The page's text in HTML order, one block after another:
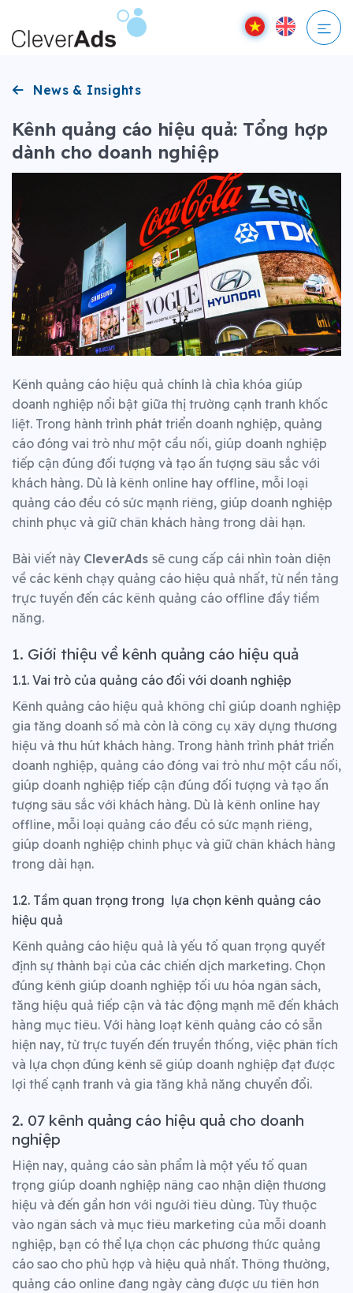
qua
nội
News & Insights
Kênh quảng cáo hiệu quả: Tổng hợp
dành cho doanh nghiệp
Kênh quảng cáo hiệu quả chính là chìa khóa giúp
doanh nghiệp nổi bật giữa thị trường cạnh tranh khốc
liệt. Trong hành trình phát triển doanh nghiệp, quảng
cáo đóng vai trò như một cầu nối, giúp doanh nghiệp
tiếp cận đúng đối tượng và tạo ấn tượng sâu sắc với
khách hàng. Dù là kênh online hay offline, mỗi loại
quảng cáo đều có sức mạnh riêng, giúp doanh nghiệp
chinh phục và giữ chân khách hàng trong dài hạn.
Bài viết này CleverAds sẽ cung cấp cái nhìn toàn diện
về các kênh chạy quảng cáo hiệu quả nhất, từ nền tảng
trực tuyến đến các kênh quảng cáo offline đầy tiềm
năng.
1. Giới thiệu về kênh quảng cáo hiệu quả
1.1. Vai trò của quảng cáo đối với doanh nghiệp
Kênh quảng cáo hiệu quả không chỉ giúp doanh nghiệp
gia tăng doanh số mà còn là công cụ xây dựng thương
hiệu và thu hút khách hàng. Trong hành trình phát triển
doanh nghiệp, quảng cáo đóng vai trò như một cầu nối,
giúp doanh nghiệp tiếp cận đúng đối tượng và tạo ấn
tượng sâu sắc với khách hàng. Dù là kênh online hay
offline, mỗi loại quảng cáo đều có sức mạnh riêng,
giúp doanh nghiệp chinh phục và giữ chân khách hàng
trong dài hạn.
1.2. Tầm quan trọng trong lựa chọn kênh quảng cáo
hiệu quả
Kênh quảng cáo hiệu quả là yếu tố quan trọng quyết
định sự thành bại của các chiến dịch marketing. Chọn
đúng kênh giúp doanh nghiệp tối ưu hóa ngân sách,
tăng hiệu quả tiếp cận và tác động mạnh mẽ đến khách
hàng mục tiêu. Với hàng loạt kênh quảng cáo có sẵn
hiện nay, từ trực tuyến đến truyền thống, việc phân tích
và lựa chọn đúng kênh sẽ giúp doanh nghiệp đạt được
lợi thế cạnh tranh và gia tăng khả năng chuyển đổi.
2. 07 kênh quảng cáo hiệu quả cho doanh
nghiệp
Hiện nay, quảng cáo sản phẩm là một yếu tố quan
trọng giúp doanh nghiệp nâng cao nhận diện thương
hiệu và đến gần hơn với người tiêu dùng. Tùy thuộc
vào ngân sách và mục tiêu marketing của mỗi doanh
nghiệp, bạn có thể lựa chọn các phương thức quảng
cáo sao cho phù hợp và hiệu quả nhất. Thông thường,
quảng cáo online đang ngày càng được ưu tiên hơn